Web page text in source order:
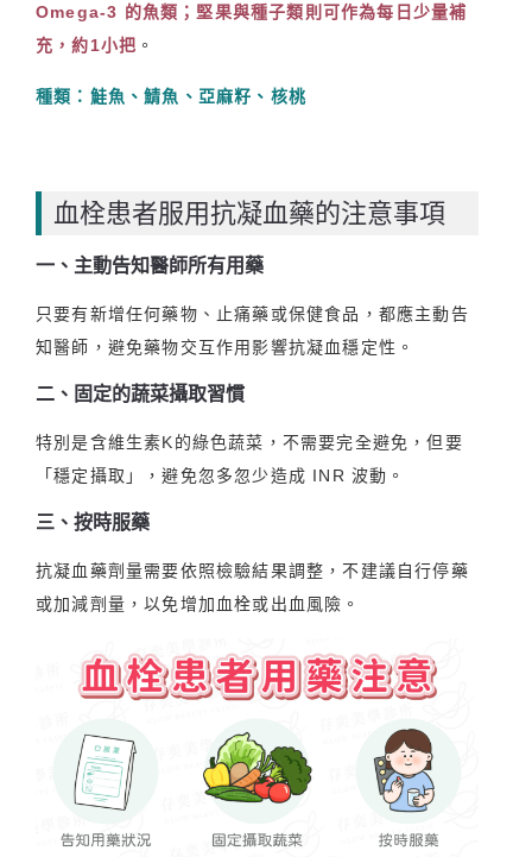
Omega-3 的魚類；堅果與種子類則可作為每日少量補
充，約1小把 。
種類：鮭魚、鯖魚、亞麻籽、核桃
血栓患者服用抗凝血藥的注意事項
一、主動告知醫師所有用藥
只要有新增任何藥物、止痛藥或保健食品，都應主動告
知醫師，避免藥物交互作用影響抗凝血穩定性。
二、固定的蔬菜攝取習慣
特別是含維生素K的綠色蔬菜，不需要完全避免，但要
「穩定攝取」，避免忽多忽少造成 INR 波動。
三、按時服藥
抗凝血藥劑量需要依照檢驗結果調整，不建議自行停藥
或加減劑量，以免增加血栓或出血風險。